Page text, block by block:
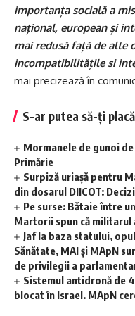
importanța socială a
național, european și
mai redusă față de alte
incompatibilitățile si
mai precizează în
S-ar putea să-ți
Mormanele de gunoi
Primărie
Surpiză uriașă pentru
din dosarul DIICOT:
Pe surse: Bătaie între
Martorii spun că militarul
Jaf la baza statului,
Sănătate, MAI și MApN
de privilegii a
Sistemul antidronă de
blocat în Israel. MApN